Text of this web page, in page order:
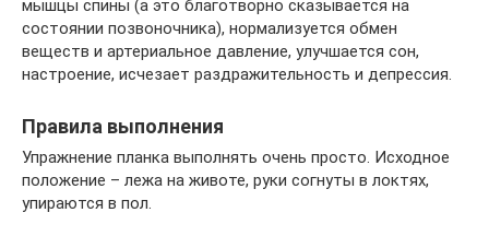
мышцы спины (а это благотворно сказывается на
состоянии позвоночника), нормализуется обмен
веществ и артериальное давление, улучшается сон,
настроение, исчезает раздражительность и депрессия.
Правила выполнения
Упражнение планка выполнять очень просто. Исходное
положение – лежа на животе, руки согнуты в локтях,
упираются в пол.